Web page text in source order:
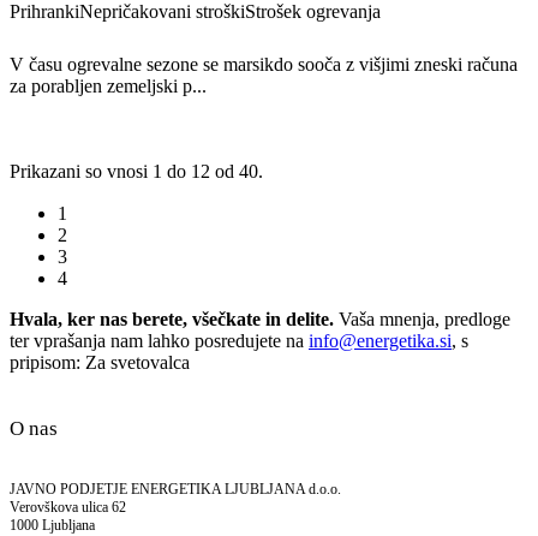
PrihrankiNepričakovani stroškiStrošek ogrevanja
V času ogrevalne sezone se marsikdo sooča z višjimi zneski računa
za porabljen zemeljski p...
Prikazani so vnosi 1 do 12 od 40.
1
2
3
4
Hvala, ker nas berete, všečkate in delite. Vaša mnenja, predloge
ter vprašanja nam lahko posredujete na info@energetika.si, s
pripisom: Za svetovalca
O nas
JAVNO PODJETJE ENERGETIKA LJUBLJANA d.o.o.
Verovškova ulica 62
1000 Ljubljana